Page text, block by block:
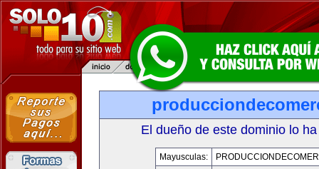
El dueño de este dominio lo
Mayusculas: